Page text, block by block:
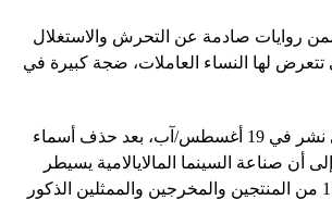
تضمن روايات صادمة عن التحرش والاستغلال
تتعرض لها النساء العاملات، ضجة كبيرة في
وأشار التقرير، الذي نشر في 19 أغسطس/آب، بعد حذف أسماء
أن صناعة السينما المالايالامية يسيطر
عليها حوالي 10 أو 15 من المنتجين والمخرجين والممثلين الذكور